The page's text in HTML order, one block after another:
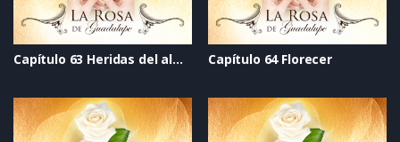
Capítulo 63 Heridas del alma Capítulo 64 Florecer